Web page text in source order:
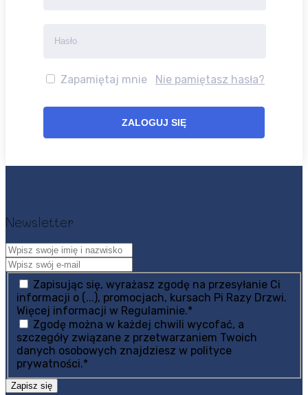
Zapamiętaj mnie Nie pamiętasz hasła?
Newsletter
Zapisując się, wyrażasz zgodę na przesyłanie Ci
informacji o (...), promocjach, kursach Pi Razy Drzwi.
Więcej informacji w Regulaminie.*
Zgodę można w każdej chwili wycofać, a
szczegóły związane z przetwarzaniem Twoich
danych osobowych znajdziesz w polityce
prywatności.*
Zapisz się